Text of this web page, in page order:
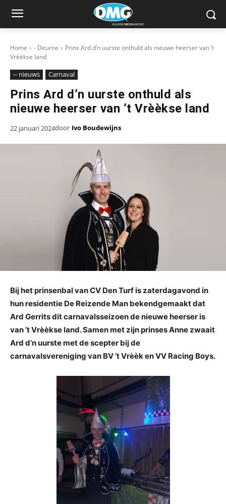
Home - Deurne
Prins Ard d’n uurste onthuld als nieuwe heerser van ’t
Vrèèkse land
-- nieuws Carnaval
Prins Ard d’n uurste onthuld als
nieuwe heerser van ’t Vrèèkse land
22 januari 2024door Ivo Boudewijns
Bij het prinsenbal van CV Den Turf is zaterdagavond in
hun residentie De Reizende Man bekendgemaakt dat
Ard Gerrits dit carnavalsseizoen de nieuwe heerser is
van ’t Vrèèkse land. Samen met zijn prinses Anne zwaait
Ard d’n uurste met de scepter bij de
carnavalsvereniging van BV ’t Vrèèk en VV Racing Boys.